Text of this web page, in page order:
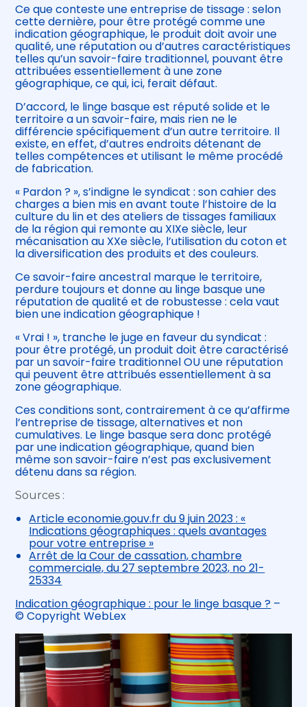
Ce que conteste une entreprise de tissage : selon
cette dernière, pour être protégé comme une
indication géographique, le produit doit avoir une
qualité, une réputation ou d’autres caractéristiques
telles qu’un savoir-faire traditionnel, pouvant être
attribuées essentiellement à une zone
géographique, ce qui, ici, ferait défaut.
D’accord, le linge basque est réputé solide et le
territoire a un savoir-faire, mais rien ne le
différencie spécifiquement d’un autre territoire. Il
existe, en effet, d’autres endroits détenant de
telles compétences et utilisant le même procédé
de fabrication.
« Pardon ? », s’indigne le syndicat : son cahier des
charges a bien mis en avant toute l’histoire de la
culture du lin et des ateliers de tissages familiaux
de la région qui remonte au XIXe siècle, leur
mécanisation au XXe siècle, l’utilisation du coton et
la diversification des produits et des couleurs.
Ce savoir-faire ancestral marque le territoire,
perdure toujours et donne au linge basque une
réputation de qualité et de robustesse : cela vaut
bien une indication géographique !
« Vrai ! », tranche le juge en faveur du syndicat :
pour être protégé, un produit doit être caractérisé
par un savoir-faire traditionnel OU une réputation
qui peuvent être attribués essentiellement à sa
zone géographique.
Ces conditions sont, contrairement à ce qu’affirme
l’entreprise de tissage, alternatives et non
cumulatives. Le linge basque sera donc protégé
par une indication géographique, quand bien
même son savoir-faire n’est pas exclusivement
détenu dans sa région.
Sources :
Article economie.gouv.fr du 9 juin 2023 : «
Indications géographiques : quels avantages
pour votre entreprise »
Arrêt de la Cour de cassation, chambre
commerciale, du 27 septembre 2023, no 21-
25334
Indication géographique : pour le linge basque ? –
© Copyright WebLex